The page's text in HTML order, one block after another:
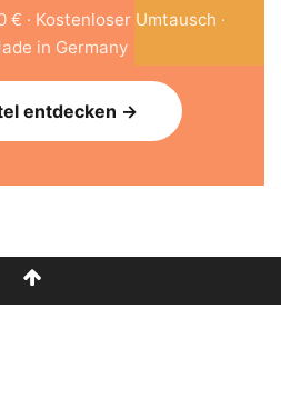
€ · Kostenloser Umtausch ·
in Germany
entdecken →